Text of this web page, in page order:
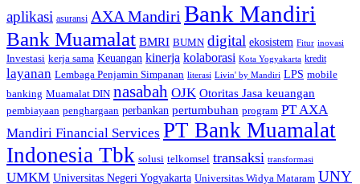
aplikasi asuransi AXA Mandiri Bank Mandiri
Bank Muamalat BMRI BUMN digital ekosistem Fitur inovasi
Investasi kerja sama Keuangan kinerja kolaborasi Kota Yogyakarta kredit
layanan Lembaga Penjamin Simpanan literasi Livin' by Mandiri LPS mobile
banking Muamalat DIN nasabah OJK Otoritas Jasa keuangan
pembiayaan penghargaan perbankan pertumbuhan program PT AXA
Mandiri Financial Services PT Bank Muamalat
Indonesia Tbk solusi telkomsel transaksi transformasi
UMKM Universitas Negeri Yogyakarta Universitas Widya Mataram UNY